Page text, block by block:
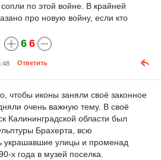
по этой войне. В крайней
про новую войну, если кто
6 6
Ответить
чтобы иконы заняли своё законное
очень важную тему. В своё
Калининградской области был
Брахерта, всю
украшавшие улицы и променад
х года в музей поселка.